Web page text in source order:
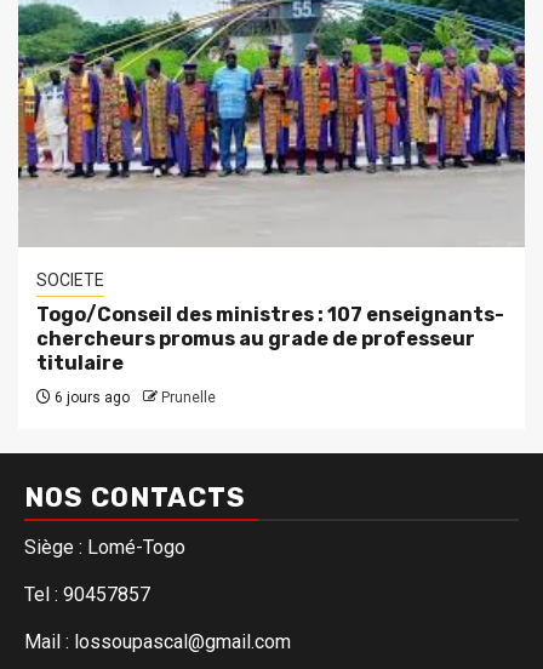
SOCIETE
Togo/Conseil des ministres : 107 enseignants-
chercheurs promus au grade de professeur
titulaire
6 jours ago Prunelle
NOS CONTACTS
Siège : Lomé-Togo
Tel : 90457857
Mail : lossoupascal@gmail.com